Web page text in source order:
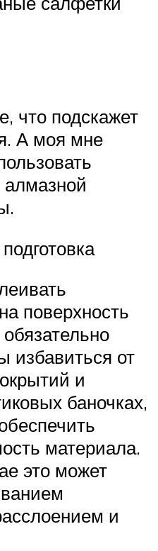
что подскажет
А моя мне
алмазной
поверхность
избавиться от
и
баночках,
материала.
это может
и